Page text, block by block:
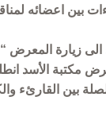
بين اعضائه
الى زيارة
بين القارئء